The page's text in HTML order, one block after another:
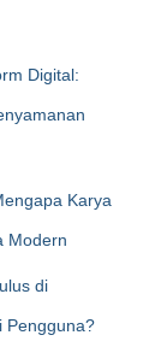
Digital:
Karya
Modern
di
Pengguna?